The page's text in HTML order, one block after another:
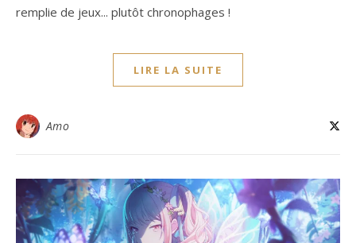
remplie de jeux... plutôt chronophages !
LIRE LA SUITE
Amo